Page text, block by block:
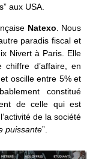
aux USA.
Natexo . Nous
paradis fiscal et
Nivert à Paris. Elle
d’affaire, en
oscille entre 5% et
constitué
de celle qui est
de la société
puissante”.